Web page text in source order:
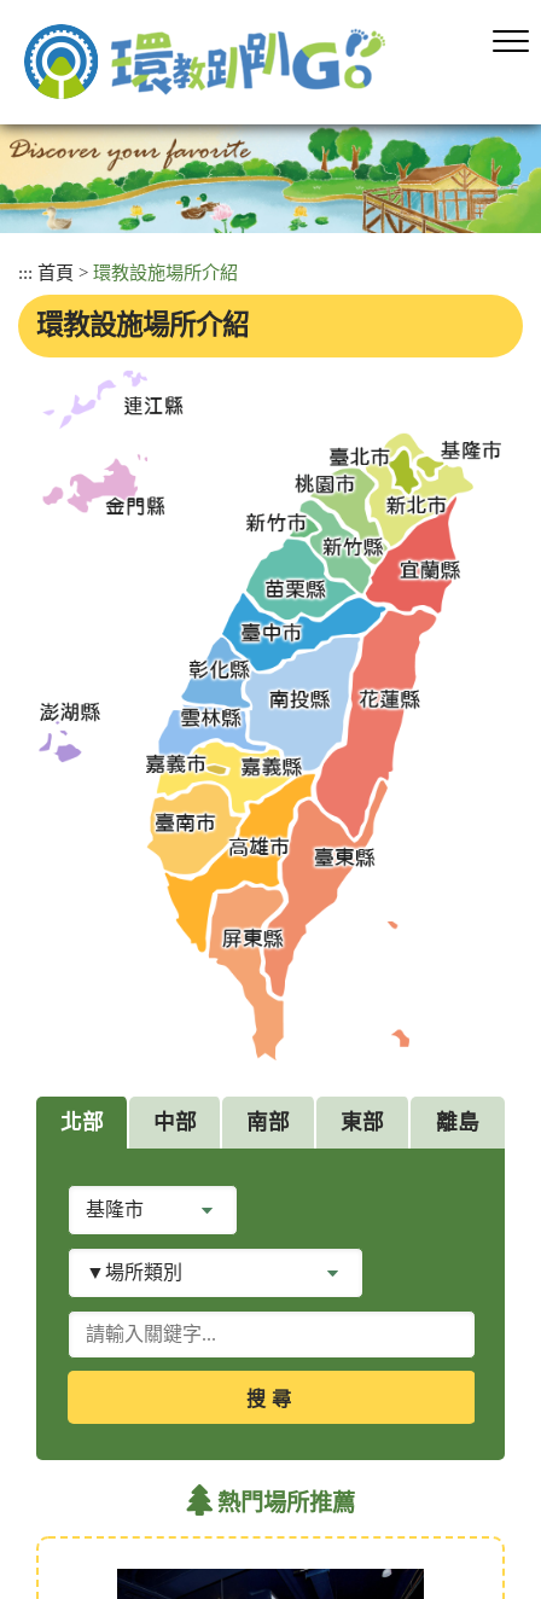
容
塊
::: 首頁 > 環教設施場所介紹
環教設施場所介紹
北部 中部 南部 東部 離島
縣
別
場
類
別
關
鍵
字
熱門場所推薦